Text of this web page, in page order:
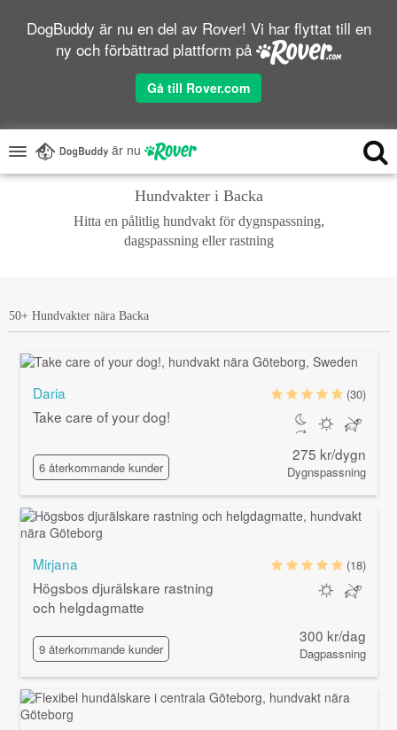
DogBuddy är nu en del av Rover! Vi har flyttat till en
ny och förbättrad plattform på
Gå till Rover.com
är nu
Hundvakter i Backa
Hitta en pålitlig hundvakt för dygnspassning,
dagspassning eller rastning
50+ Hundvakter nära Backa
Daria
Take care of your dog!
6 återkommande kunder
(30)
275 kr/dygn
Dygnspassning
Mirjana
Högsbos djurälskare rastning
och helgdagmatte
9 återkommande kunder
(18)
300 kr/dag
Dagpassning